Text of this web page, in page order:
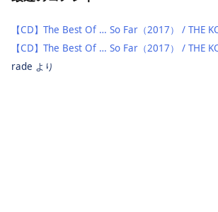
【CD】The Best Of … So Far（2017） / THE
【CD】The Best Of … So Far（2017） / THE
rade より